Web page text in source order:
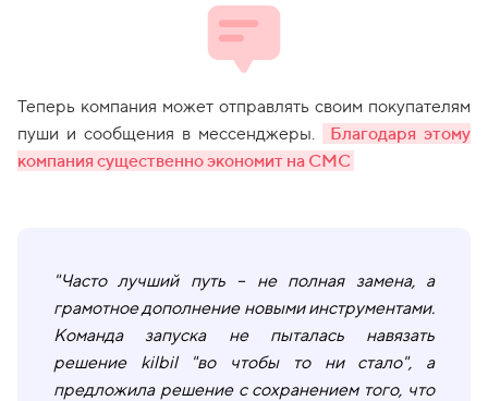
Теперь компания может отправлять своим покупателям
пуши и сообщения в мессенджеры.
Благодаря этому
компания существенно экономит на СМС
"Часто лучший путь – не полная замена, а
грамотное дополнение новыми инструментами.
Команда запуска не пыталась навязать
решение kilbil "во чтобы то ни стало", а
предложила решение с сохранением того, что